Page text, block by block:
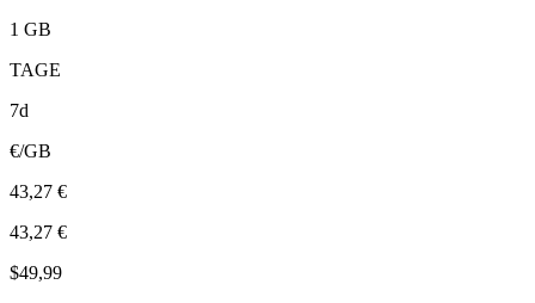
1 GB
TAGE
7d
€/GB
43,27 €
43,27 €
$49,99